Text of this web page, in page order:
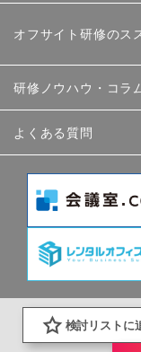
検討リストに
オフサイト研修のス
研修ノウハウ・コラ
よくある質問